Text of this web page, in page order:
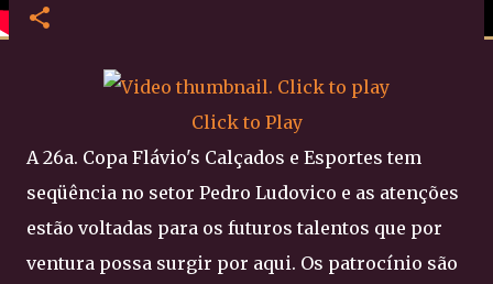
Click to Play
A 26a. Copa Flávio's Calçados e Esportes tem
seqüência no setor Pedro Ludovico e as atenções
estão voltadas para os futuros talentos que por
ventura possa surgir por aqui. Os patrocínio são